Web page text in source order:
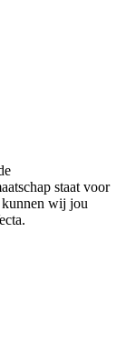
staat voor
kunnen wij jou